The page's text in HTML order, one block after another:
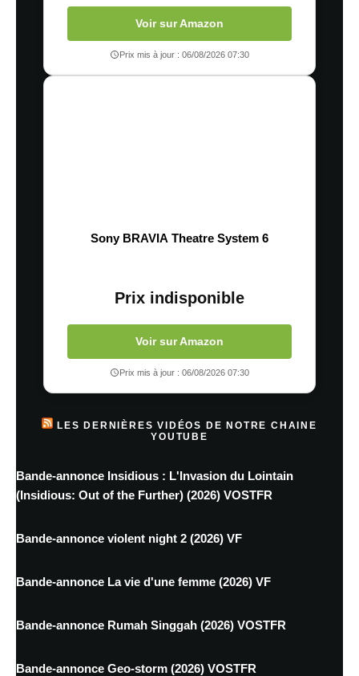
Voir sur Amazon
Prix mis à jour : 06/08/2026 07:30
Sony BRAVIA Theatre System 6
Prix indisponible
Voir sur Amazon
Prix mis à jour : 06/08/2026 07:30
LES DERNIÈRES VIDÉOS DE NOTRE CHAINE
YOUTUBE
Bande-annonce Insidious : L'Invasion du Lointain
(Insidious: Out of the Further) (2026) VOSTFR
Bande-annonce violent night 2 (2026) VF
Bande-annonce La vie d'une femme (2026) VF
Bande-annonce Rumah Singgah (2026) VOSTFR
Bande-annonce Geo-storm (2026) VOSTFR